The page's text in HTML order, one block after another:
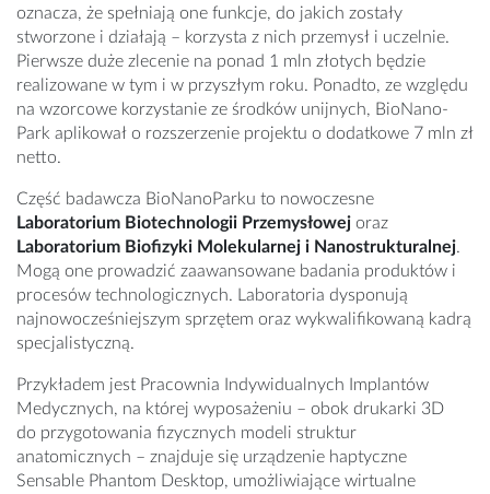
oznacza, że spełniają one funk­cje, do jakich zostały
stworzone i działają – korzysta z nich przemysł i uczelnie.
Pierwsze duże zlecenie na ponad 1 mln złotych będzie
realizowane w tym i w przyszłym roku. Ponadto, ze względu
na wzor­cowe korzystanie ze środków unijnych, BioNano­
Park aplikował o rozszerzenie projektu o dodatkowe 7 mln zł
netto.
Część badawcza BioNanoParku to nowoczesne
Laboratorium Biotechnologii Przemysłowej oraz
Laboratorium Biofizyki Molekularnej i Nanostrukturalnej.
Mogą one prowadzić zaawansowane badania produktów i
procesów technologicznych. Laboratoria dysponują
najnowocześniejszym sprzętem oraz wykwalifikowaną kadrą
specjalistyczną.
Przykładem jest Pracownia Indywidualnych Implantów
Medycznych, na której wyposażeniu – obok drukarki 3D
do przygotowania fizycznych modeli struktur
anatomicznych – znajduje się urządzenie haptyczne
Sensable Phantom Desktop, umożliwia­jące wirtualne